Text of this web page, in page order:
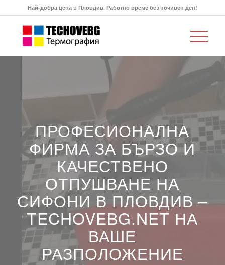
Най-добра цена в Пловдив. Работно време без почивен ден!
ПРОФЕСИОНАЛНА
ФИРМА ЗА БЪРЗО И
КАЧЕСТВЕНО
ОТПУШВАНЕ НА
СИФОНИ В ПЛОВДИВ –
TECHOVEBG.NET НА
ВАШЕ
РАЗПОЛОЖЕНИЕ